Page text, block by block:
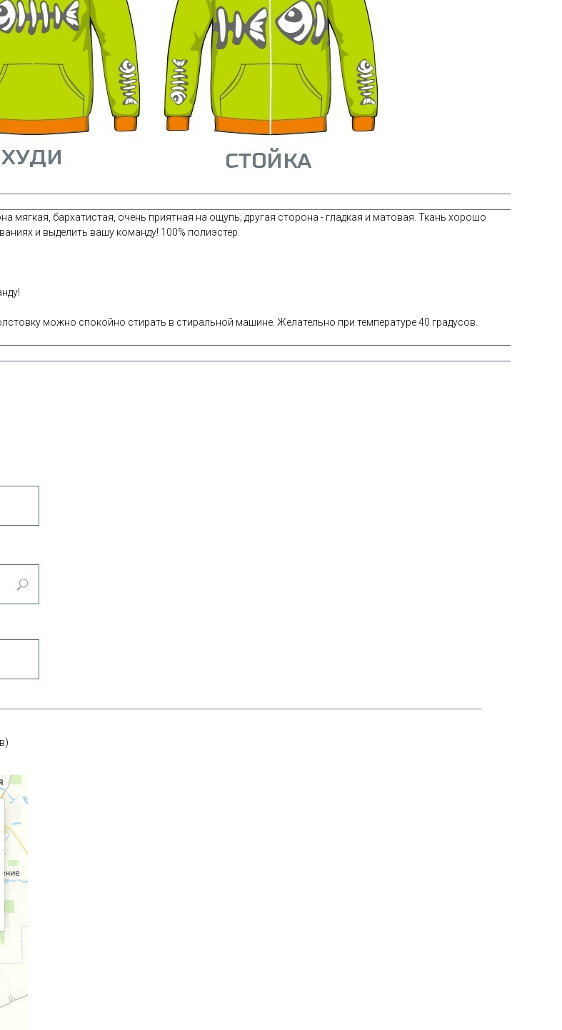
мягкая, бархатистая, очень приятная на ощупь; другая сторона - гладкая и матовая. Ткань хорошо
и выделить вашу команду! 100% полиэстер.
можно спокойно стирать в стиральной машине. Желательно при температуре 40 градусов.